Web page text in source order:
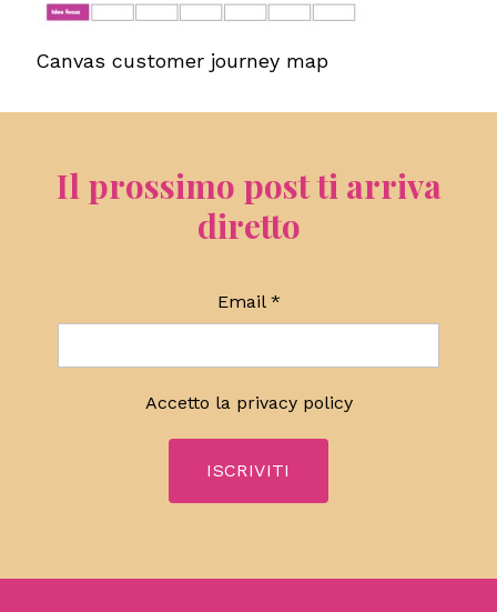
Canvas customer journey map
Il prossimo post ti arriva
diretto
Email *
Accetto la privacy policy